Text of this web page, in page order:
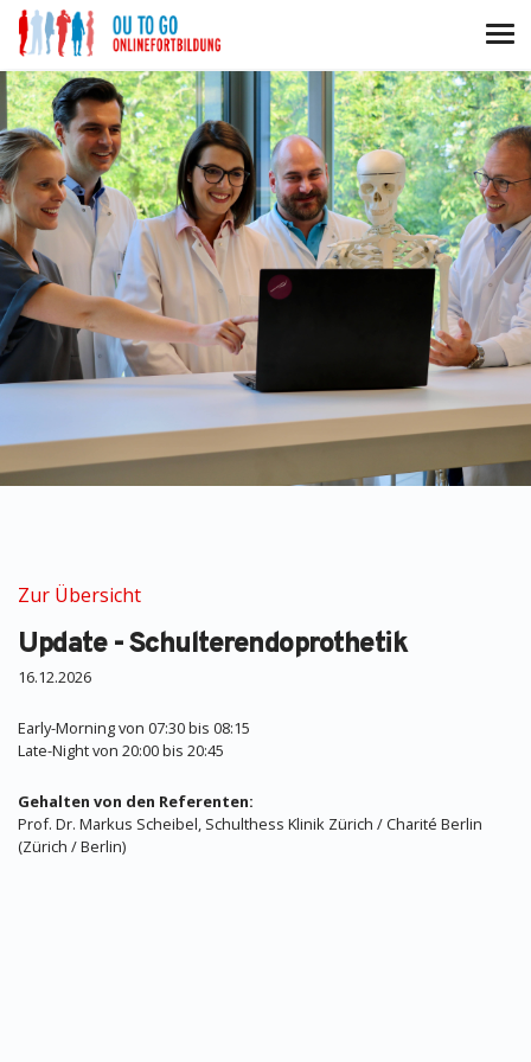
Zur Übersicht
Update - Schulterendoprothetik
16.12.2026
Early-Morning von 07:30 bis 08:15
Late-Night von 20:00 bis 20:45
Gehalten von den Referenten:
Prof. Dr. Markus Scheibel, Schulthess Klinik Zürich / Charité Berlin
(Zürich / Berlin)